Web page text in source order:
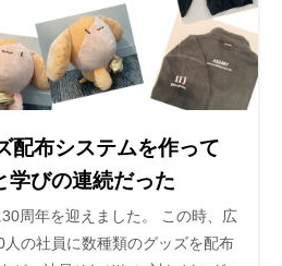
配布システムを作って
学びの連続だった
30周年を迎えました。 この時、広
の社員に数種類のグッズを配布